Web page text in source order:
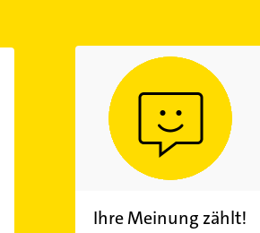
Ihre Meinung zählt!